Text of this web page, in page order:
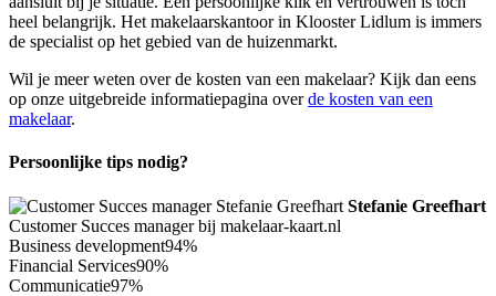
heel belangrijk. Het makelaarskantoor in Klooster Lidlum is immers
de specialist op het gebied van de huizenmarkt.
Wil je meer weten over de kosten van een makelaar? Kijk dan eens
op onze uitgebreide informatiepagina overde kosten van een
makelaar.
Persoonlijke tips nodig?
Stefanie Greefhart
Customer Succes manager bij makelaar-kaart.nl
Business development94%
Financial Services90%
Communicatie97%